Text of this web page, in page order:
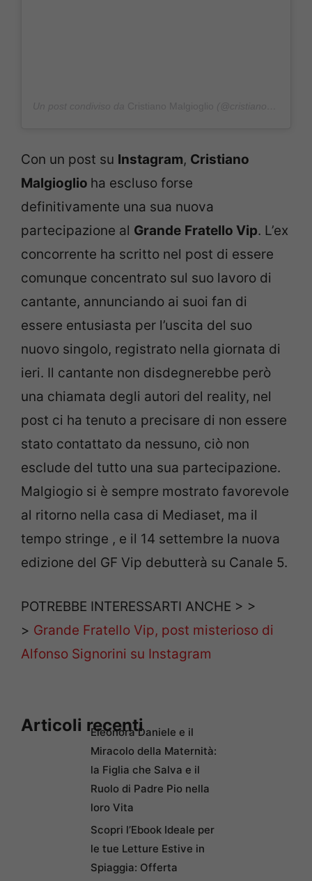
Con un post su Instagram, Cristiano
Malgioglio ha escluso forse
definitivamente una sua nuova
partecipazione al Grande Fratello Vip. L’ex
concorrente ha scritto nel post di essere
comunque concentrato sul suo lavoro di
cantante, annunciando ai suoi fan di
essere entusiasta per l’uscita del suo
nuovo singolo, registrato nella giornata di
ieri. Il cantante non disdegnerebbe però
una chiamata degli autori del reality, nel
post ci ha tenuto a precisare di non essere
stato contattato da nessuno, ciò non
esclude del tutto una sua partecipazione.
Malgiogio si è sempre mostrato favorevole
al ritorno nella casa di Mediaset, ma il
tempo stringe , e il 14 settembre la nuova
edizione del GF Vip debutterà su Canale 5.
POTREBBE INTERESSARTI ANCHE > >
> Grande Fratello Vip, post misterioso di
Alfonso Signorini su Instagram
Articoli recentiEleonora Daniele e il
Miracolo della Maternità:
la Figlia che Salva e il
Ruolo di Padre Pio nella
loro Vita
Scopri l’Ebook Ideale per
le tue Letture Estive in
Spiaggia: Offerta